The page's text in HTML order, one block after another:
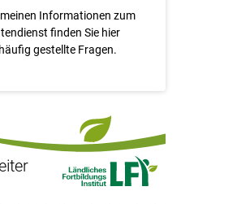
Informationen zum
finden Sie hier
gestellte Fragen.